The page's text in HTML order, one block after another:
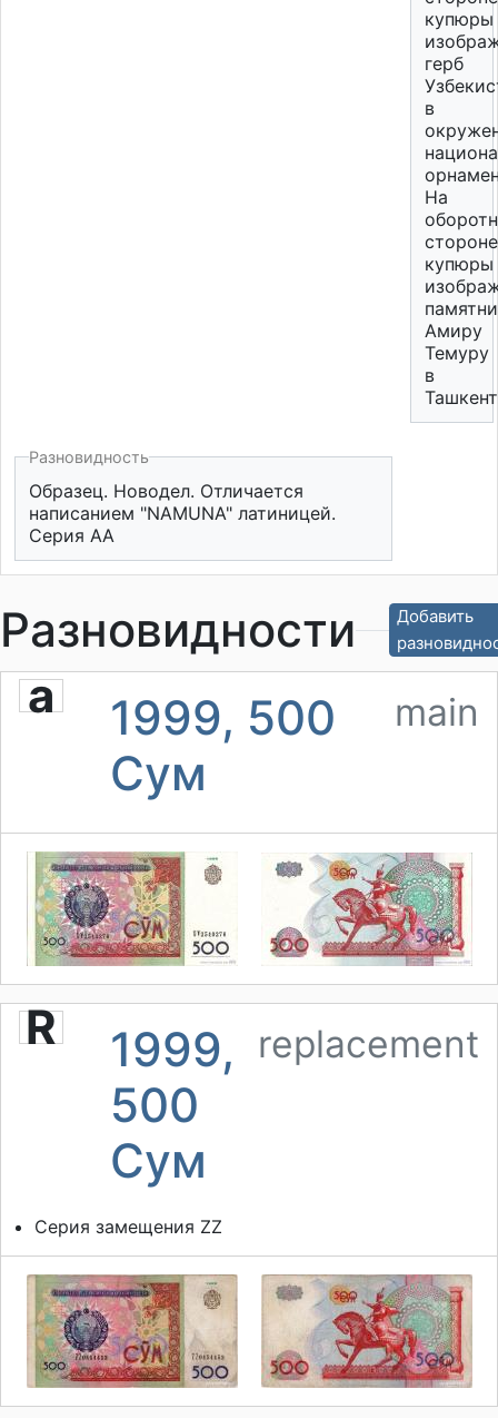
купюры
герб
в
На
стороне
купюры
Амиру
Темуру
в
Разновидность
Образец. Новодел. Отличается
написанием "NAMUNA" латиницей.
Серия АА
Разновидности
Добавить
a
1999, 500
Сум
main
R
1999,
500
Сум
replacement
Серия замещения ZZ